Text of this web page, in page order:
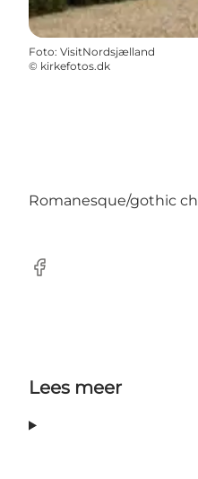
Foto: VisitNordsjælland
© kirkefotos.dk
Romanesque/gothic
Facebook
Lees meer